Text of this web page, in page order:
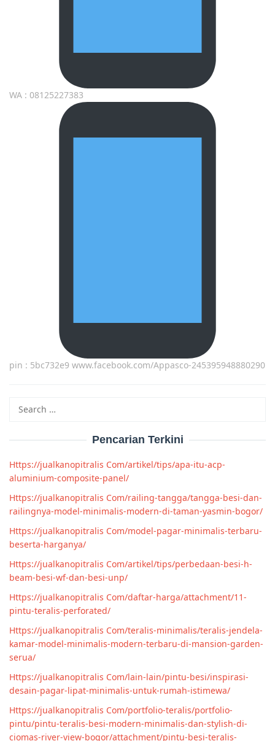
WA : 08125227383
pin : 5bc732e9 www.facebook.com/Appasco-245395948880290
for:
Pencarian Terkini
Https://jualkanopitralis Com/artikel/tips/apa-itu-acp-
aluminium-composite-panel/
Https://jualkanopitralis Com/railing-tangga/tangga-besi-dan-
railingnya-model-minimalis-modern-di-taman-yasmin-bogor/
Https://jualkanopitralis Com/model-pagar-minimalis-terbaru-
beserta-harganya/
Https://jualkanopitralis Com/artikel/tips/perbedaan-besi-h-
beam-besi-wf-dan-besi-unp/
Https://jualkanopitralis Com/daftar-harga/attachment/11-
pintu-teralis-perforated/
Https://jualkanopitralis Com/teralis-minimalis/teralis-jendela-
kamar-model-minimalis-modern-terbaru-di-mansion-garden-
serua/
Https://jualkanopitralis Com/lain-lain/pintu-besi/inspirasi-
desain-pagar-lipat-minimalis-untuk-rumah-istimewa/
Https://jualkanopitralis Com/portfolio-teralis/portfolio-
pintu/pintu-teralis-besi-modern-minimalis-dan-stylish-di-
ciomas-river-view-bogor/attachment/pintu-besi-teralis-